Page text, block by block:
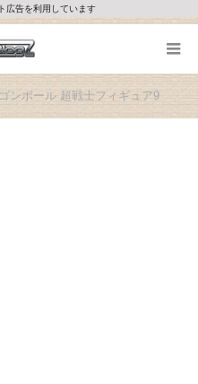
広告を利用しています
ンボール 超戦士フィギュア9